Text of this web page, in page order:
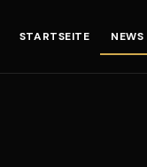
STARTSEITE NEWS